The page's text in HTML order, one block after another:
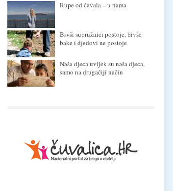
Rupe od čavala – u nama
Bivši supružnici postoje, bivše
bake i djedovi ne postoje
Naša djeca uvijek su naša djeca,
samo na drugačiji način